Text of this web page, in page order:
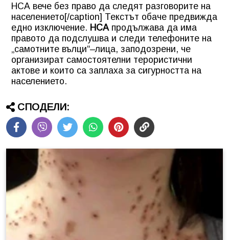
НСА вече без право да следят разговорите на
населението[/caption] Текстът обаче предвижда
едно изключение. НСА продължава да има
правото да подслушва и следи телефоните на
„самотните вълци“–лица, заподозрени, че
организират самостоятелни терористични
актове и които са заплаха за сигурността на
населението.
СПОДЕЛИ: